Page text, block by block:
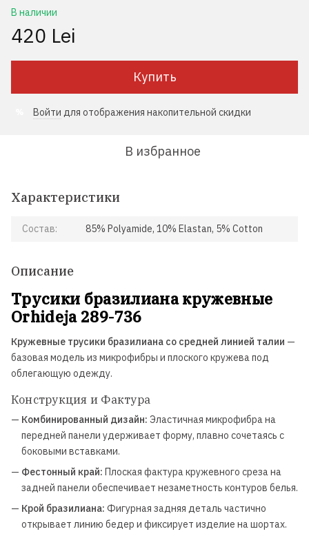
В наличии
420 Lei
Купить
Войти для отображения накопительной скидки
В избранное
Характеристики
Состав: 85% Polyamide, 10% Elastan, 5% Cotton
Описание
Трусики бразилиана кружевные
Orhideja 289-736
Кружевные трусики бразилиана со средней линией талии —
базовая модель из микрофибры и плоского кружева под
облегающую одежду.
Конструкция и Фактура
— Комбинированный дизайн: Эластичная микрофибра на
передней панели удерживает форму, плавно сочетаясь с
боковыми вставками.
— Фестонный край: Плоская фактура кружевного среза на
задней панели обеспечивает незаметность контуров белья.
— Крой бразилиана: Фигурная задняя деталь частично
открывает линию бедер и фиксирует изделие на шортах.